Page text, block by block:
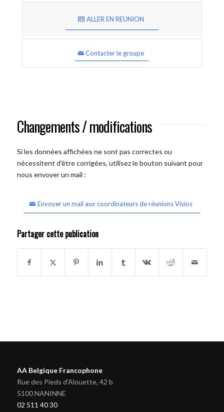
ALLER EN REUNION
Contacter le groupe
Changements / modifications
Si les données affichées ne sont pas correctes ou
nécessitent d'être corrigées, utilisez le bouton suivant pour
nous envoyer un mail :
Envoyer un mail aux coordinateurs de réunions Visios
Partager cette publication
AA Belgique Francophone
Rue des Pieds d'Alouette, 42 b
5100 NANINNE
02 511 40 30